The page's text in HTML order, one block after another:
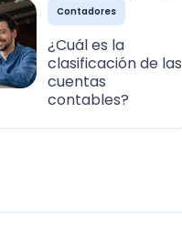
Contadores
¿Cuál es la
clasificación de las
cuentas
contables?